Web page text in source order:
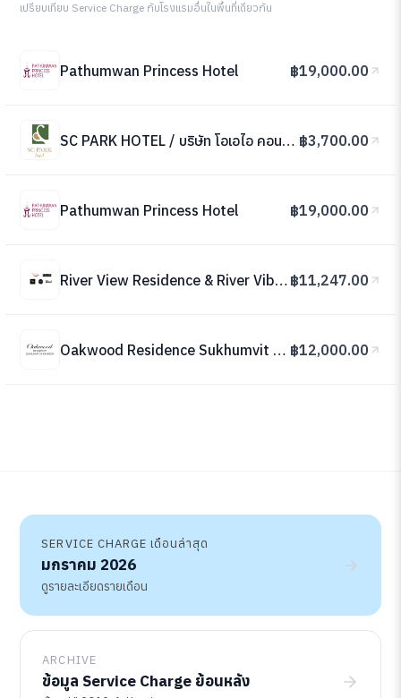
เปรียบเทียบ Service Charge กับโรงแรมอื่นในพื้นที่เดียวกัน
Pathumwan Princess Hotel ฿19,000.00
SC PARK HOTEL / บริษัท โอเอไอ คอนซัลแต้นท์แอนด์แมนเนจเม้นท์ จำกัด ฿3,700.00
Pathumwan Princess Hotel ฿19,000.00
River View Residence & River Vibe Restaurant and Bar ฿11,247.00
Oakwood Residence Sukhumvit 24 ฿12,000.00
SERVICE CHARGE เดือนล่าสุด
มกราคม 2026
ดูรายละเอียดรายเดือน
ARCHIVE
ข้อมูล Service Charge ย้อนหลัง